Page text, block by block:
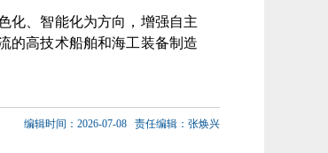
、智能化为方向，增强自主
的高技术船舶和海工装备制造
编辑时间：2026-07-08 责任编辑：张焕兴